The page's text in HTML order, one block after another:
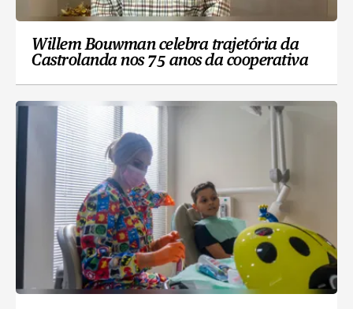
Willem Bouwman celebra trajetória da
Castrolanda nos 75 anos da cooperativa